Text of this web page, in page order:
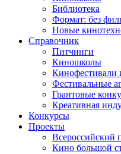
Библиотека
Формат: без
Новые
Справочник
Питчинги
Киношколы
Кинофестивали
Фестивальные
Грантовые
Креативная
Конкурсы
Проекты
Всероссийский
Кино большой